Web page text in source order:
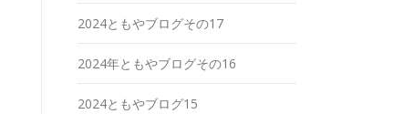
2024ともやブログその17
2024年ともやブログその16
2024ともやブログ15